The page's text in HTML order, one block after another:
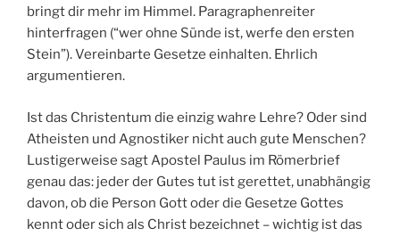
bringt dir mehr im Himmel. Paragraphenreiter
hinterfragen (“wer ohne Sünde ist, werfe den ersten
Stein”). Vereinbarte Gesetze einhalten. Ehrlich
argumentieren.
Ist das Christentum die einzig wahre Lehre? Oder sind
Atheisten und Agnostiker nicht auch gute Menschen?
Lustigerweise sagt Apostel Paulus im Römerbrief
genau das: jeder der Gutes tut ist gerettet, unabhängig
davon, ob die Person Gott oder die Gesetze Gottes
kennt oder sich als Christ bezeichnet – wichtig ist das